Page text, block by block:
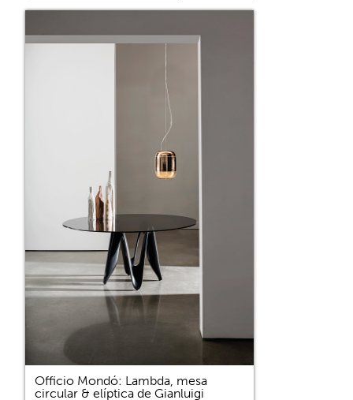
Officio Mondó: Lambda, mesa
circular & elíptica de Gianluigi